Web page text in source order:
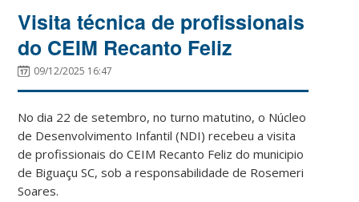
Visita técnica de profissionais
do CEIM Recanto Feliz
09/12/2025 16:47
No dia 22 de setembro, no turno matutino, o Núcleo
de Desenvolvimento Infantil (NDI) recebeu a visita
de profissionais do CEIM Recanto Feliz do municipio
de Biguaçu SC, sob a responsabilidade de Rosemeri
Soares.